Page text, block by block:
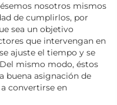
nosotros mismos
de cumplirlos, por
sea un objetivo
que intervengan en
ajuste el tiempo y se
mismo modo, éstos
buena asignación de
convertirse en